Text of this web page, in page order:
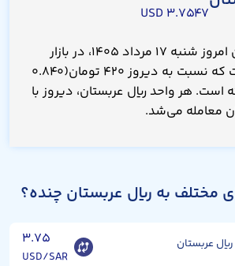
۳.۷۵۴۷ USD
قیمت ریال عربستان امروز شنبه ۱۷ مرداد ۱۴۰۵، در بازار
۴۹,۴۸۰ تومان است که نسبت به دیروز ۴۲۰ تومان(۰.۸۴۰
هر واحد ریال عربستان، دیروز با
مختلف به ریال عربستان چنده؟
ریال عربستان ۳.۷۵
USD/SAR